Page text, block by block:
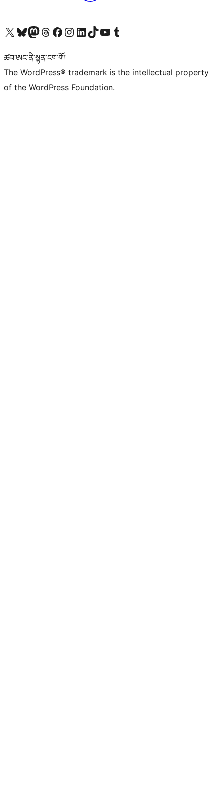
Visit our X (formerly Twitter) account
Visit our Bluesky account
Visit our Mastodon account
Visit our Threads account
Visit our Facebook page
Visit our Instagram account
Visit our LinkedIn account
Visit our TikTok account
Visit our YouTube channel
Visit our Tumblr account
ཚབ་ཨང་ནི་སྙན་ངག་གོ།
The WordPress® trademark is the intellectual property
of the WordPress Foundation.